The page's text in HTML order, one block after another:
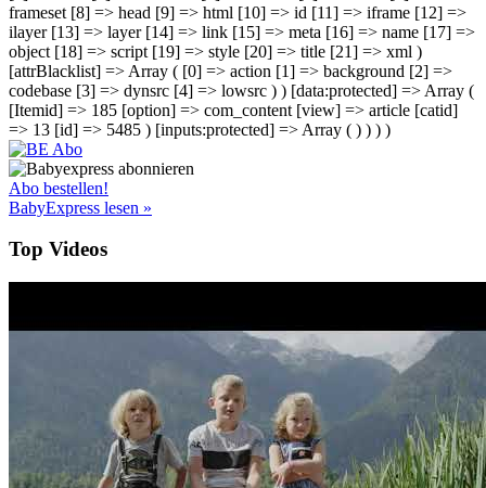
frameset [8] => head [9] => html [10] => id [11] => iframe [12] =>
ilayer [13] => layer [14] => link [15] => meta [16] => name [17] =>
object [18] => script [19] => style [20] => title [21] => xml )
[attrBlacklist] => Array ( [0] => action [1] => background [2] =>
codebase [3] => dynsrc [4] => lowsrc ) ) [data:protected] => Array (
[Itemid] => 185 [option] => com_content [view] => article [catid]
=> 13 [id] => 5485 ) [inputs:protected] => Array ( ) ) ) )
Abo bestellen!
BabyExpress lesen »
Top Videos